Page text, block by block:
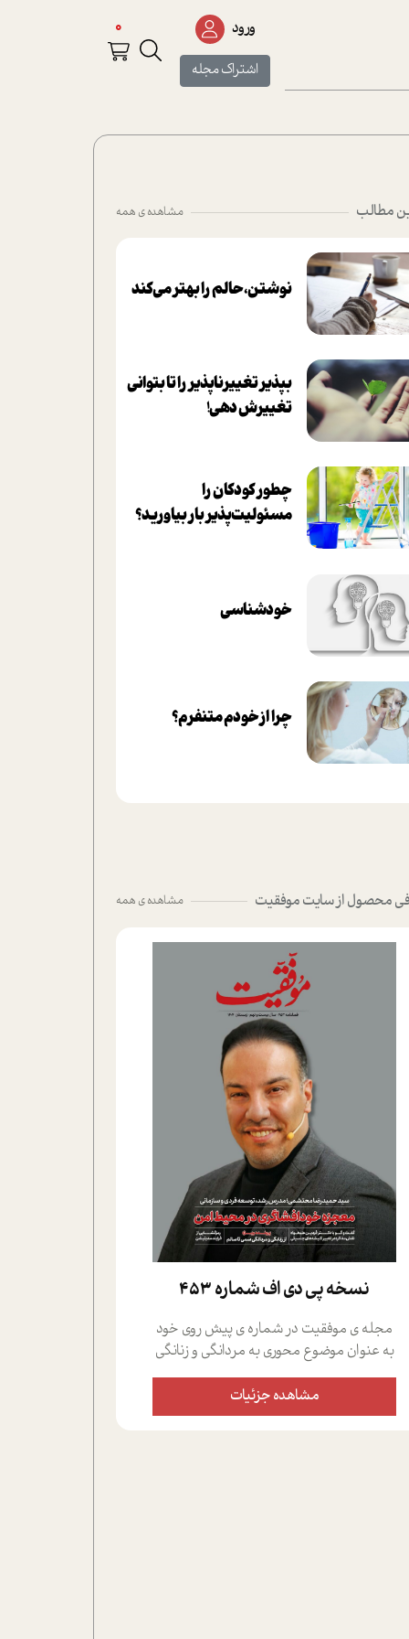
ورود
اشتراک مجله
0
مطالب مشاهده ی همه
نوشتن، حالم را بهتر می‌کند
بپذير تغييرناپذير را تا بتواني
تغييرش دهي!‏
چطور کودکان را
مسئولیت‌پذیر بار بیاورید؟
خودشناسی
چرا از خودم متنفرم؟
محصول از سایت موفقیت مشاهده ی همه
نسخه پي دي اف شماره 453
مجله ی موفقیت در شماره ی پیش روی خود
به عنوان موضوع محوری به مردانگی و زنانگی
سمی پرداخته است؛ علاوه بر این که؛ گفت و
گویی اختصاصی داشته ایم با فردین علیخواه،
جامعه شناس در بخش های مختلف تلاش
مشاهده جزئیات